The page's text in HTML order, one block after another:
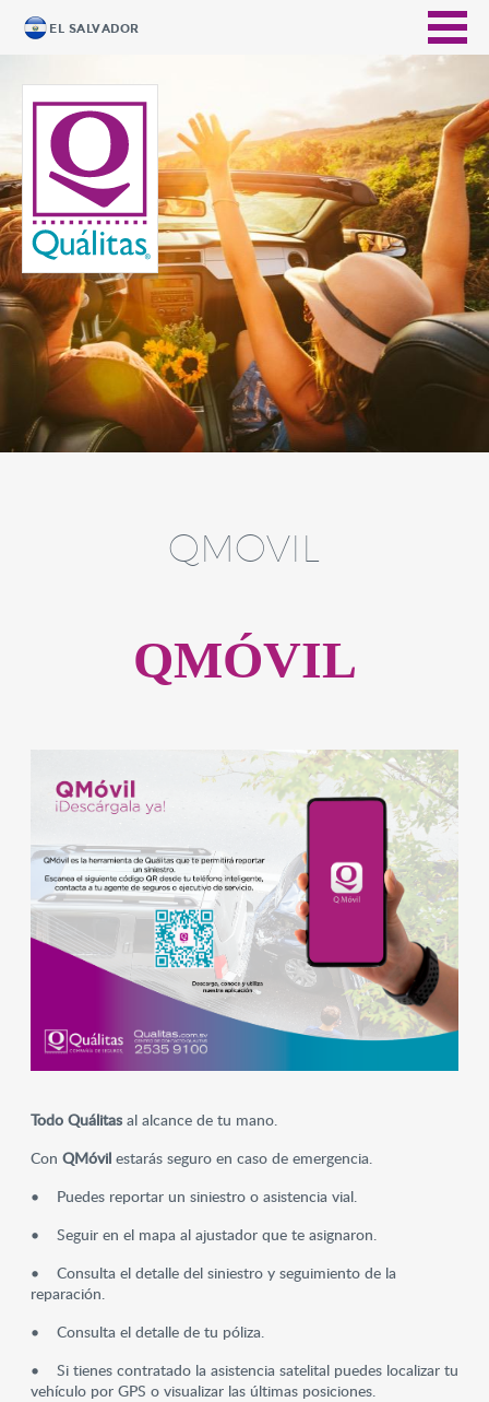
EL SALVADOR
QMOVIL
QMÓVIL
Todo Quálitas al alcance de tu mano.
Con QMóvil estarás seguro en caso de emergencia.
• Puedes reportar un siniestro o asistencia vial.
• Seguir en el mapa al ajustador que te asignaron.
• Consulta el detalle del siniestro y seguimiento de la
reparación.
• Consulta el detalle de tu póliza.
• Si tienes contratado la asistencia satelital puedes localizar tu
vehículo por GPS o visualizar las últimas posiciones.